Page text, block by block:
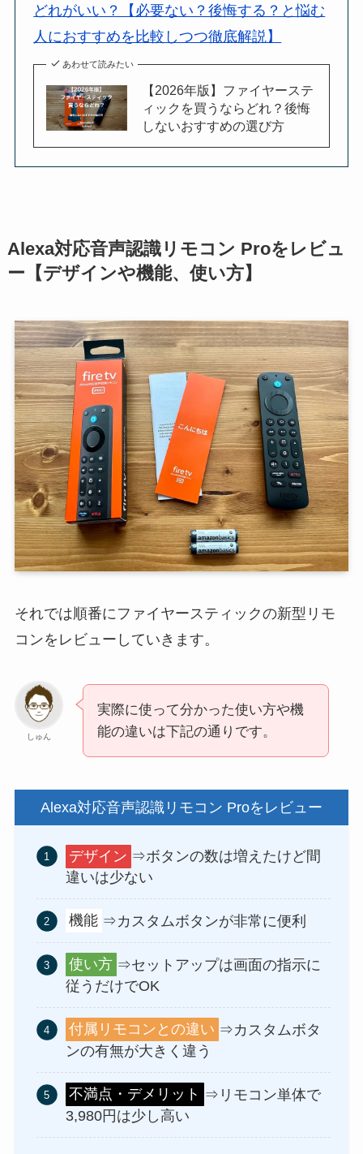
どれがいい？【必要ない？後悔する？と悩む
人におすすめを比較しつつ徹底解説】
あわせて読みたい
【2026年版】ファイヤーステ
ィックを買うならどれ？後悔
しないおすすめの選び方
Alexa対応音声認識リモコン Proをレビュ
ー【デザインや機能、使い方】
それでは順番にファイヤースティックの新型リモ
コンをレビューしていきます。
しゅん
実際に使って分かった使い方や機
能の違いは下記の通りです。
Alexa対応音声認識リモコン Proをレビュー
デザイン ⇒ボタンの数は増えたけど間
違いは少ない
機能 ⇒カスタムボタンが非常に便利
使い方 ⇒セットアップは画面の指示に
従うだけでOK
付属リモコンとの違い ⇒カスタムボタ
ンの有無が大きく違う
不満点・デメリット ⇒リモコン単体で
3,980円は少し高い